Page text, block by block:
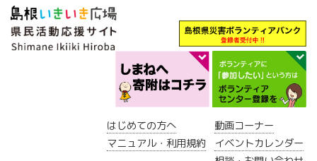
はじめての方へ
マニュアル・利用規約
動画コーナー
イベントカレンダー